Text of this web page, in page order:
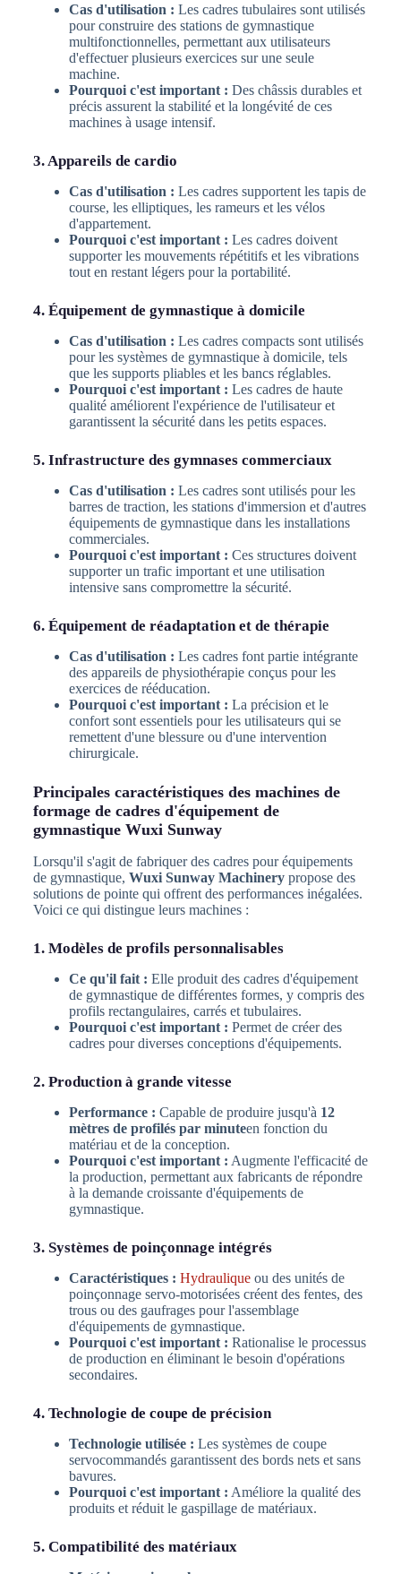
Cas d'utilisation : Les cadres tubulaires sont utilisés
pour construire des stations de gymnastique
multifonctionnelles, permettant aux utilisateurs
d'effectuer plusieurs exercices sur une seule
machine.
Pourquoi c'est important : Des châssis durables et
précis assurent la stabilité et la longévité de ces
machines à usage intensif.
3. Appareils de cardio
Cas d'utilisation : Les cadres supportent les tapis de
course, les elliptiques, les rameurs et les vélos
d'appartement.
Pourquoi c'est important : Les cadres doivent
supporter les mouvements répétitifs et les vibrations
tout en restant légers pour la portabilité.
4. Équipement de gymnastique à domicile
Cas d'utilisation : Les cadres compacts sont utilisés
pour les systèmes de gymnastique à domicile, tels
que les supports pliables et les bancs réglables.
Pourquoi c'est important : Les cadres de haute
qualité améliorent l'expérience de l'utilisateur et
garantissent la sécurité dans les petits espaces.
5. Infrastructure des gymnases commerciaux
Cas d'utilisation : Les cadres sont utilisés pour les
barres de traction, les stations d'immersion et d'autres
équipements de gymnastique dans les installations
commerciales.
Pourquoi c'est important : Ces structures doivent
supporter un trafic important et une utilisation
intensive sans compromettre la sécurité.
6. Équipement de réadaptation et de thérapie
Cas d'utilisation : Les cadres font partie intégrante
des appareils de physiothérapie conçus pour les
exercices de rééducation.
Pourquoi c'est important : La précision et le
confort sont essentiels pour les utilisateurs qui se
remettent d'une blessure ou d'une intervention
chirurgicale.
Principales caractéristiques des machines de
formage de cadres d'équipement de
gymnastique Wuxi Sunway
Lorsqu'il s'agit de fabriquer des cadres pour équipements
de gymnastique, Wuxi Sunway Machinerypropose des
solutions de pointe qui offrent des performances inégalées.
Voici ce qui distingue leurs machines :
1. Modèles de profils personnalisables
Ce qu'il fait : Elle produit des cadres d'équipement
de gymnastique de différentes formes, y compris des
profils rectangulaires, carrés et tubulaires.
Pourquoi c'est important : Permet de créer des
cadres pour diverses conceptions d'équipements.
2. Production à grande vitesse
Performance : Capable de produire jusqu'à 12
mètres de profilés par minuteen fonction du
matériau et de la conception.
Pourquoi c'est important : Augmente l'efficacité de
la production, permettant aux fabricants de répondre
à la demande croissante d'équipements de
gymnastique.
3. Systèmes de poinçonnage intégrés
Caractéristiques : Hydrauliqueou des unités de
poinçonnage servo-motorisées créent des fentes, des
trous ou des gaufrages pour l'assemblage
d'équipements de gymnastique.
Pourquoi c'est important : Rationalise le processus
de production en éliminant le besoin d'opérations
secondaires.
4. Technologie de coupe de précision
Technologie utilisée : Les systèmes de coupe
servocommandés garantissent des bords nets et sans
bavures.
Pourquoi c'est important : Améliore la qualité des
produits et réduit le gaspillage de matériaux.
5. Compatibilité des matériaux